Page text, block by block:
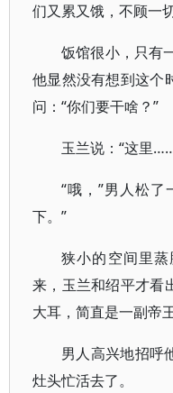
们又累又饿，不顾一
饭馆很小，只有
他显然没有想到这个
问：“你们要干啥？”
玉兰说：“这里
“哦，”男人松了
下。”
狭小的空间里
来，玉兰和绍平才看
大耳，简直是一副帝
男人高兴地招呼
灶头忙活去了。